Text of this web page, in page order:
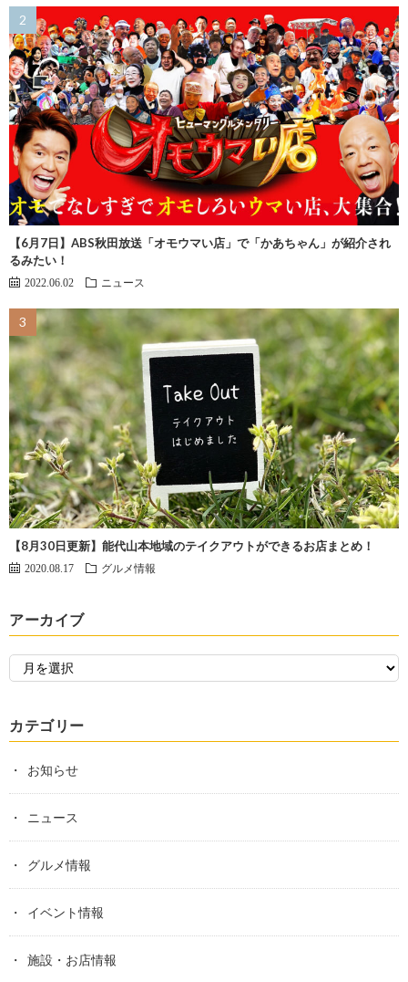
【6月7日】ABS秋田放送「オモウマい店」で「かあちゃん」が紹介され
るみたい！
2022.06.02 ニュース
【8月30日更新】能代山本地域のテイクアウトができるお店まとめ！
2020.08.17 グルメ情報
アーカイブ
カテゴリー
お知らせ
ニュース
グルメ情報
イベント情報
施設・お店情報